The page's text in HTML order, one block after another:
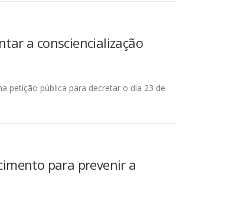
a consciencialização
petição pública para decretar o dia 23 de
para prevenir a